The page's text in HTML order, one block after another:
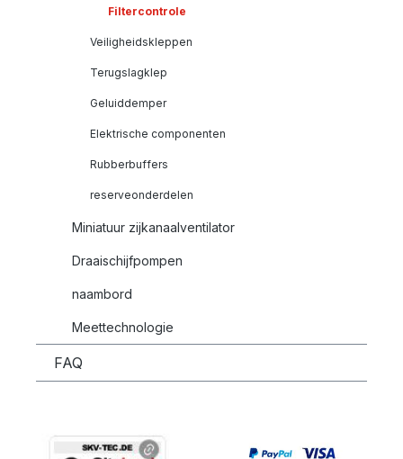
Filtercontrole
Veiligheidskleppen
Terugslagklep
Geluiddemper
Elektrische componenten
Rubberbuffers
reserveonderdelen
Miniatuur zijkanaalventilator
Draaischijfpompen
naambord
Meettechnologie
FAQ